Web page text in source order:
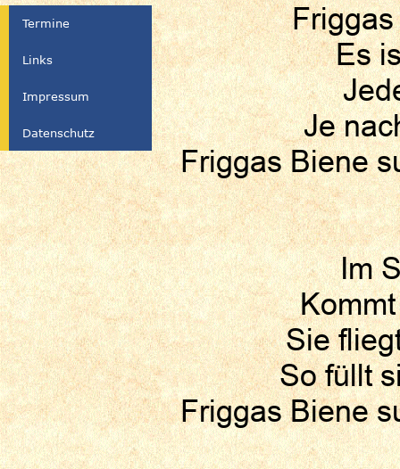
Es
Je
Friggas Biene
Im
Sie
So füllt
Friggas Biene
Termine
Links
Impressum
Datenschutz